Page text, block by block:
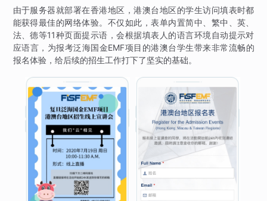
由于服务器就部署在香港地区，港澳台地区的学生访问填表时都
能获得最佳的网络体验。不仅如此，表单内置简中、繁中、英、
法、德等11种页面提示语，会根据填表人的语言环境自动提示对
应语言，为报考泛海国金EMF项目的港澳台学生带来非常流畅的
报名体验，给后续的招生工作打下了坚实的基础。